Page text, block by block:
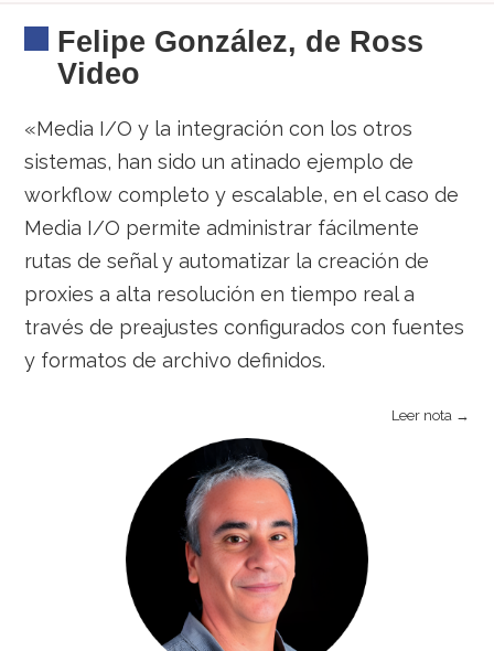
Felipe González, de Ross
Video
«Media I/O y la integración con los otros
sistemas, han sido un atinado ejemplo de
workflow completo y escalable, en el caso de
Media I/O permite administrar fácilmente
rutas de señal y automatizar la creación de
proxies a alta resolución en tiempo real a
través de preajustes configurados con fuentes
y formatos de archivo definidos.
Leer nota →